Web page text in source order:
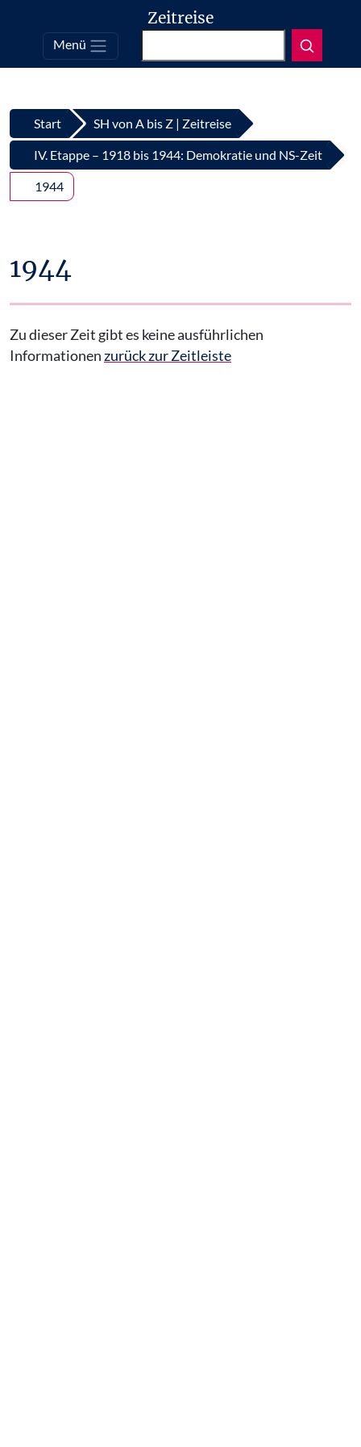
Top
Zum Inhalt springen
Zeitreise
Menü
Start SH von A bis Z | Zeitreise
IV. Etappe – 1918 bis 1944: Demokratie und NS-Zeit
1944
1944
Zu dieser Zeit gibt es keine ausführlichen
Informationenzurück zur Zeitleiste